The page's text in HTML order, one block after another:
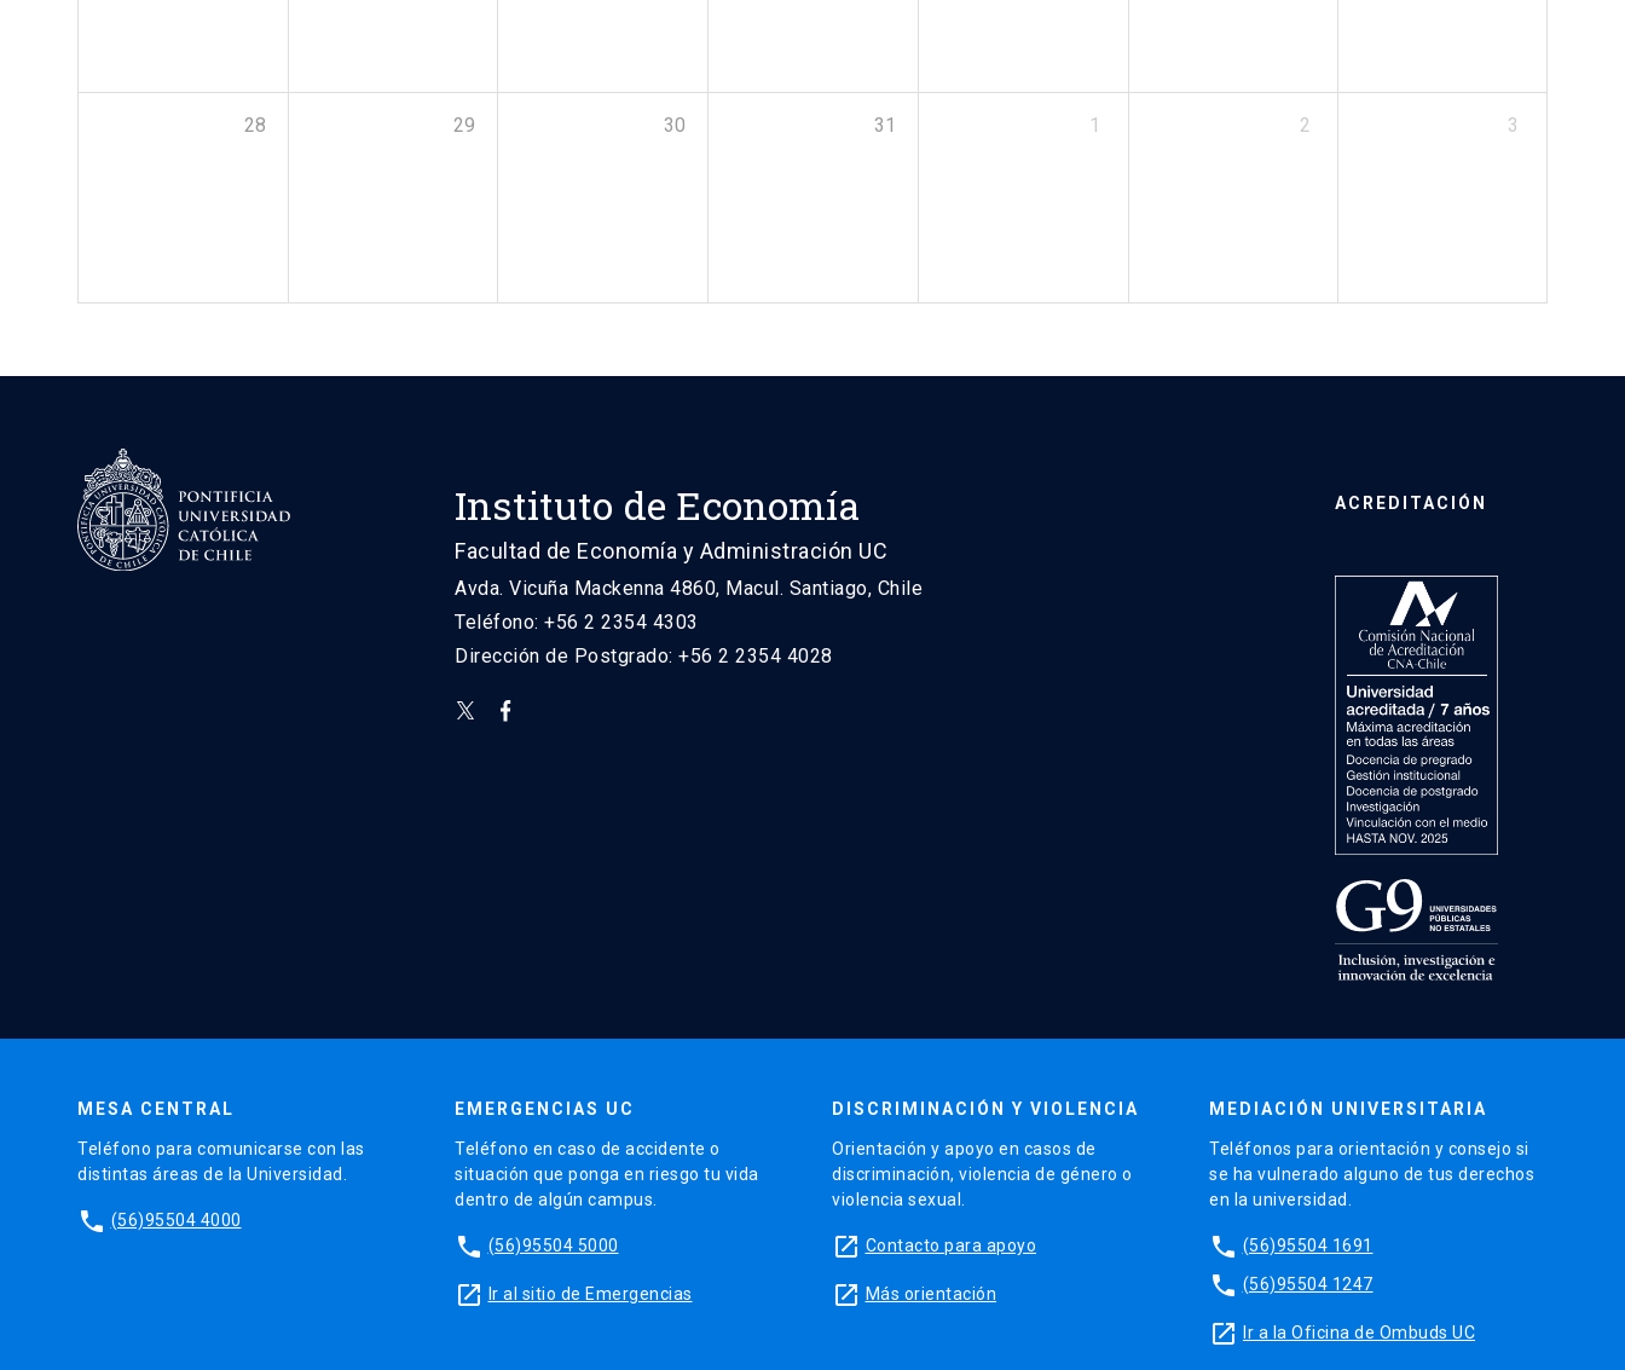
28 29 30 31 1 2 3
Instituto de Economía
Facultad de Economía y Administración UC
Avda. Vicuña Mackenna 4860, Macul. Santiago, Chile
Teléfono: +56 2 2354 4303
Dirección de Postgrado: +56 2 2354 4028
ACREDITACIÓN
MESA CENTRAL
Teléfono para comunicarse con las
distintas áreas de la Universidad.
phone (56)95504 4000
EMERGENCIAS UC
Teléfono en caso de accidente o
situación que ponga en riesgo tu vida
dentro de algún campus.
phone (56)95504 5000
launch Ir al sitio de Emergencias
DISCRIMINACIÓN Y VIOLENCIA
Orientación y apoyo en casos de
discriminación, violencia de género o
violencia sexual.
launch Contacto para apoyo
launch Más orientación
MEDIACIÓN UNIVERSITARIA
Teléfonos para orientación y consejo si
se ha vulnerado alguno de tus derechos
en la universidad.
phone (56)95504 1691
phone (56)95504 1247
launch Ir a la Oficina de Ombuds UC